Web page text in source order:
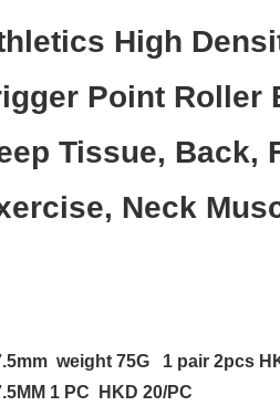
High
Point Roller
Tissue, Back,
weight 75G 1 pair 2pcs
1 PC HKD 20/PC